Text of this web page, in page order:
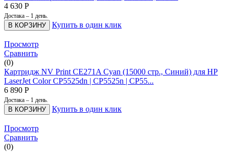
4 630 Р
Достака – 1 день.
В КОРЗИНУ Купить в один клик
Просмотр
Сравнить
(0)
Картридж NV Print CE271A Cyan (15000 стр., Синий) для HP
LaserJet Color CP5525dn | CP5525n | CP55...
6 890 Р
Достака – 1 день.
В КОРЗИНУ Купить в один клик
Просмотр
Сравнить
(0)